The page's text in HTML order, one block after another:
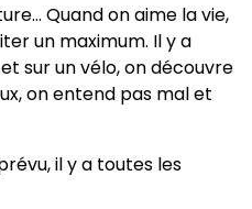
Quand on aime la vie,
un maximum. Il y a
sur un vélo, on découvre
on entend pas mal et
il y a toutes les